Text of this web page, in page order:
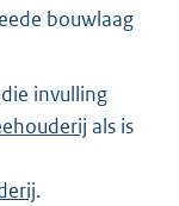
bouwlaag
invulling
als is
.